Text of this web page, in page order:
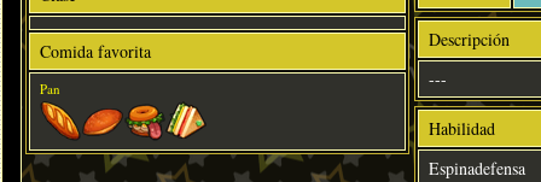
Comida favorita
Pan
Descripción
---
Habilidad
Espinadefensa